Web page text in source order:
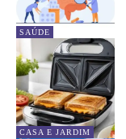
SAÚDE
CASA E JARDIM